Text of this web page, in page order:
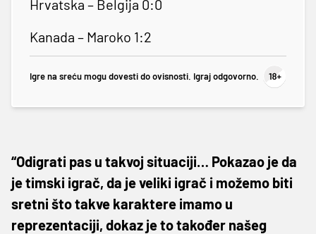
Hrvatska – Belgija 0:0
Kanada – Maroko 1:2
Igre na sreću mogu dovesti do ovisnosti. Igraj odgovorno.
“Odigrati pas u takvoj situaciji… Pokazao je da
je timski igrač, da je veliki igrač i možemo biti
sretni što takve karaktere imamo u
reprezentaciji, dokaz je to također našeg